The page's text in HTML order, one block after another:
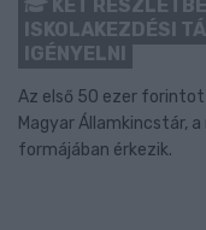
KÉT
ISKOLAKEZDÉSI
IGÉNYELNI
Az első 50 ezer
Magyar Államkincstár,
formájában érkezik.